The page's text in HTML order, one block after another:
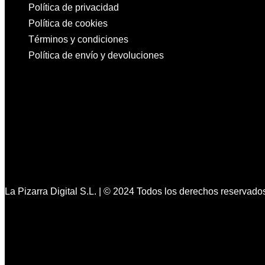
Política de privacidad
Política de cookies
Términos y condiciones
Política de envío y devoluciones
La Pizarra Digital S.L. | © 2024 Todos los derechos